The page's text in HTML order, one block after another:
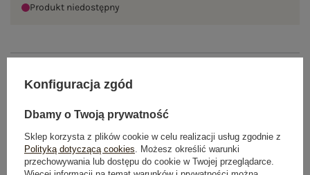
Produkt niedostępny
OPINIE O PRODUKCIE (1)
WYSYŁKA I DOSTAWA
Konfiguracja zgód
Dbamy o Twoją prywatność
Sklep korzysta z plików cookie w celu realizacji usług zgodnie z
Polityką dotyczącą cookies . Możesz określić warunki
przechowywania lub dostępu do cookie w Twojej przeglądarce.